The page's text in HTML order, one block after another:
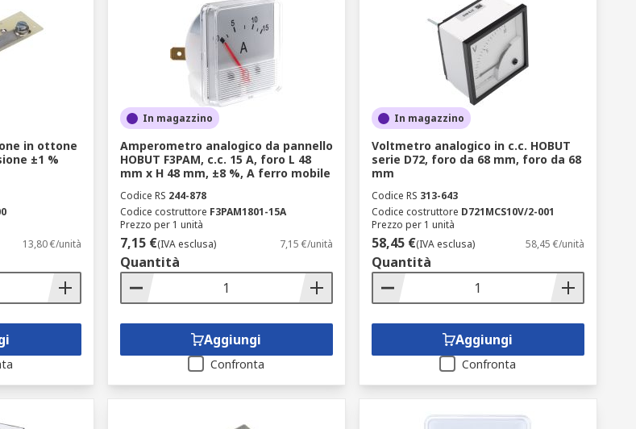
in ottone
±1 %
13,80 €/unità
In magazzino
Amperometro analogico da pannello
HOBUT F3PAM, c.c. 15 A, foro L 48
mm x H 48 mm, ±8 %, A ferro mobile
Codice RS 244-878
Codice costruttore F3PAM1801-15A
Prezzo per 1 unità
7,15 €(IVA esclusa) 7,15 €/unità
Quantità
Aggiungi
Confronta
In magazzino
Voltmetro analogico in c.c. HOBUT
serie D72, foro da 68 mm, foro da 68
mm
Codice RS 313-643
Codice costruttore D721MCS10V/2-001
Prezzo per 1 unità
58,45 €(IVA esclusa) 58,45 €/unità
Quantità
Aggiungi
Confronta